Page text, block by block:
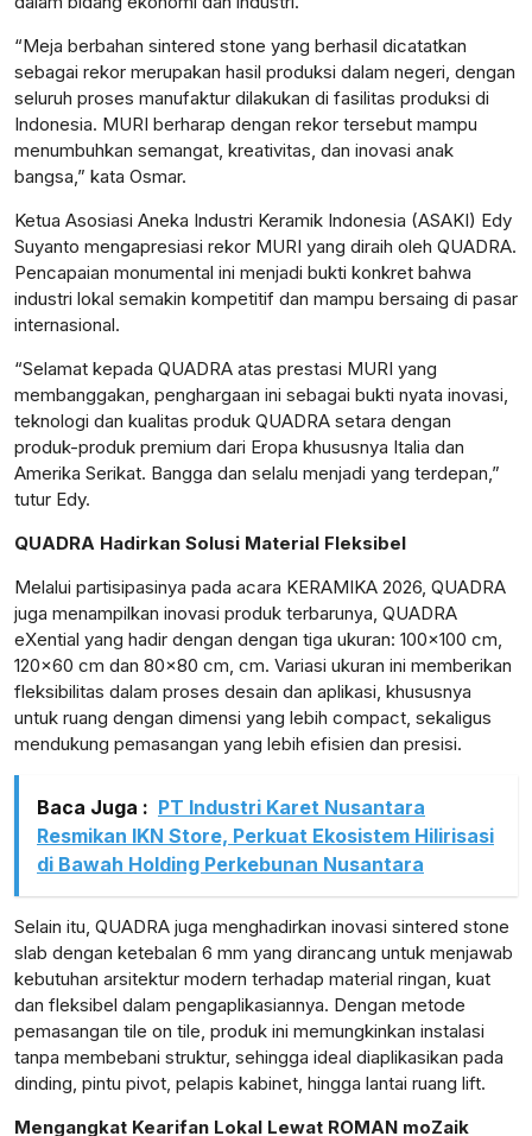
“Meja berbahan sintered stone yang berhasil dicatatkan
sebagai rekor merupakan hasil produksi dalam negeri, dengan
seluruh proses manufaktur dilakukan di fasilitas produksi di
Indonesia. MURI berharap dengan rekor tersebut mampu
menumbuhkan semangat, kreativitas, dan inovasi anak
bangsa,” kata Osmar.
Ketua Asosiasi Aneka Industri Keramik Indonesia (ASAKI) Edy
Suyanto mengapresiasi rekor MURI yang diraih oleh QUADRA.
Pencapaian monumental ini menjadi bukti konkret bahwa
industri lokal semakin kompetitif dan mampu bersaing di pasar
internasional.
“Selamat kepada QUADRA atas prestasi MURI yang
membanggakan, penghargaan ini sebagai bukti nyata inovasi,
teknologi dan kualitas produk QUADRA setara dengan
produk-produk premium dari Eropa khususnya Italia dan
Amerika Serikat. Bangga dan selalu menjadi yang terdepan,”
tutur Edy.
QUADRA Hadirkan Solusi Material Fleksibel
Melalui partisipasinya pada acara KERAMIKA 2026, QUADRA
juga menampilkan inovasi produk terbarunya, QUADRA
eXential yang hadir dengan dengan tiga ukuran: 100×100 cm,
120×60 cm dan 80×80 cm, cm. Variasi ukuran ini memberikan
fleksibilitas dalam proses desain dan aplikasi, khususnya
untuk ruang dengan dimensi yang lebih compact, sekaligus
mendukung pemasangan yang lebih efisien dan presisi.
Baca Juga : PT Industri Karet Nusantara
Resmikan IKN Store, Perkuat Ekosistem Hilirisasi
di Bawah Holding Perkebunan Nusantara
Selain itu, QUADRA juga menghadirkan inovasi sintered stone
slab dengan ketebalan 6 mm yang dirancang untuk menjawab
kebutuhan arsitektur modern terhadap material ringan, kuat
dan fleksibel dalam pengaplikasiannya. Dengan metode
pemasangan tile on tile, produk ini memungkinkan instalasi
tanpa membebani struktur, sehingga ideal diaplikasikan pada
dinding, pintu pivot, pelapis kabinet, hingga lantai ruang lift.
Mengangkat Kearifan Lokal Lewat ROMAN moZaik